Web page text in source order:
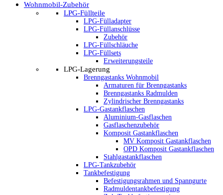
Wohnmobil-Zubehör
LPG-Füllteile
LPG-Fülladapter
LPG-Füllanschlüsse
Zubehör
LPG-Füllschläuche
LPG-Füllsets
Erweiterungsteile
LPG-Lagerung
Brenngastanks Wohnmobil
Armaturen für Brenngastanks
Brenngastanks Radmulden
Zylindrischer Brenngastanks
LPG-Gastankflaschen
Aluminium-Gasflaschen
Gasflaschenzubehör
Komposit Gastankflaschen
MV Komposit Gastankflaschen
OPD Komposit Gastankflaschen
Stahlgastankflaschen
LPG-Tankzubehör
Tankbefestigung
Befestigungsrahmen und Spanngurte
Radmuldentankbefestigung